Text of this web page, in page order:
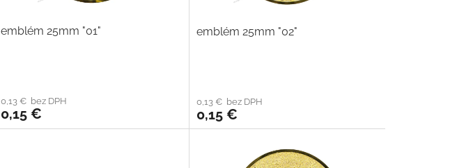
emblém 25mm "01"
0,13 € bez DPH
0,15 €
emblém 25mm "02"
0,13 € bez DPH
0,15 €